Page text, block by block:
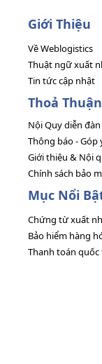
Giới Thiệu
Về Weblogistics
Thuật ngữ xuất
Tin tức cập nhật
Thoả Thuận
Nội Quy diễn đàn
Thông báo - Góp
Giới thiệu & Nội
Chính sách bảo
Mục Nổi
Chứng từ xuất
Bảo hiểm hàng
Thanh toán quốc